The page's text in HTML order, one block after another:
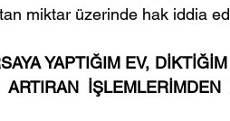
miktar üzerinde hak iddia
YAPTIĞIM EV,